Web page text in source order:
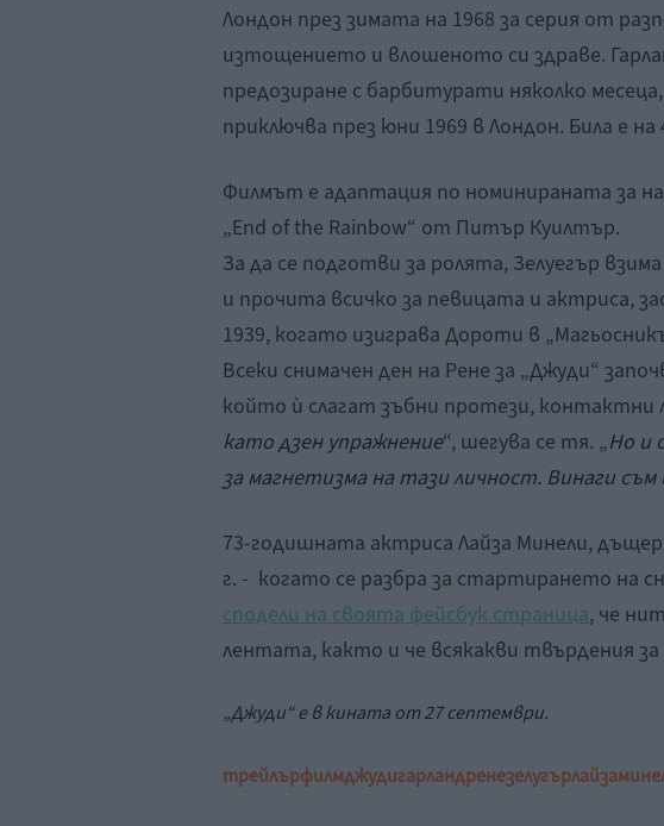
Лондон през зимата на 1968 за серия от
изтощението и влошеното си здраве.
предозиране с барбитурати няколко
приключва през юни 1969 в Лондон. Била е на
Филмът е адаптация по номинираната за
„End of the Rainbow“ от Питър Куилтър.
За да се подготви за ролята, Зелуегър
и прочита всичко за певицата и актриса,
1939, когато изиграва Дороти в
Всеки снимачен ден на Рене за „Джуди“
който ѝ слагат зъбни протези, контактни
като дзен упражнение“, шегува се тя. „Но и
за магнетизма на тази личност. Винаги съм
73-годишната актриса Лайза Минели,
г. - когато се разбра за стартирането на
сподели на своята фейсбук страница, че
лентата, както и че всякакви твърдения
„Джуди“ е в кината от 27 септември.
трейлърфилмджудигарландренезелугърлайза